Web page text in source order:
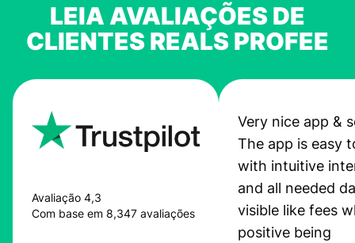
LEIA AVALIAÇÕES DE
CLIENTES REALS PROFEE
Avaliação 4,3
Com base em 8,347 avaliações
Very nice app &
The app is easy
with intuitive
and all needed
visible like fees
positive being